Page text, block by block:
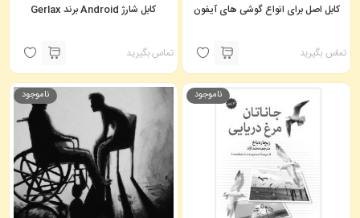
کابل اصل برای انواع گوشی های آیفون
تماس بگیرید
کابل شارژ Android برند Gerlax
تماس بگیرید
ناموجود ناموجود